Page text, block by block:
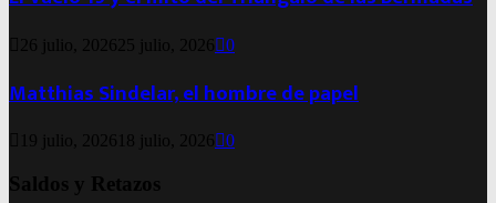
26 julio, 2026 25 julio, 2026 0
Matthias Sindelar, el hombre de papel
19 julio, 2026 18 julio, 2026 0
Saldos y Retazos